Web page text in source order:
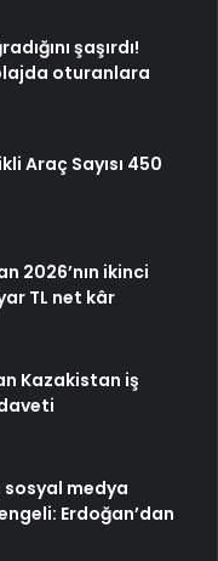
şaşırdı!
oturanlara
Araç Sayısı 450
2026’nın ikinci
TL net kâr
Kazakistan iş
sosyal medya
Erdoğan’dan